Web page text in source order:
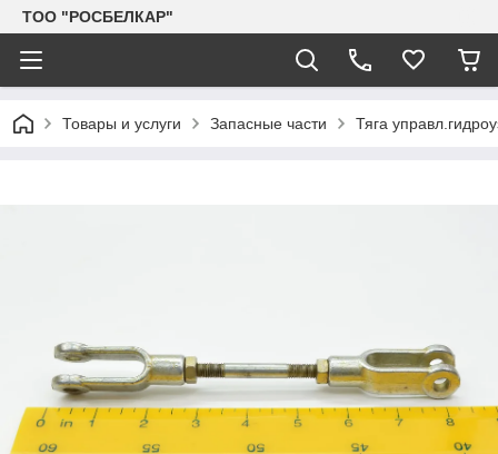
TOO "РОСБЕЛКАР"
Товары и услуги Запасные части Тяга